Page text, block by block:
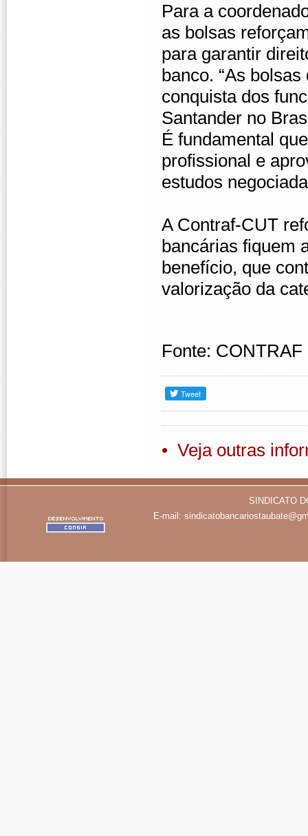
Para a
as bolsas
para garantir
banco. “As
conquista dos
Santander no
É fundamental
profissional e
estudos
A Contraf-CUT
bancárias fiquem
benefício, que
valorização da
Fonte: CONTRAF
• Veja outras
SINDICATO
E-mail: